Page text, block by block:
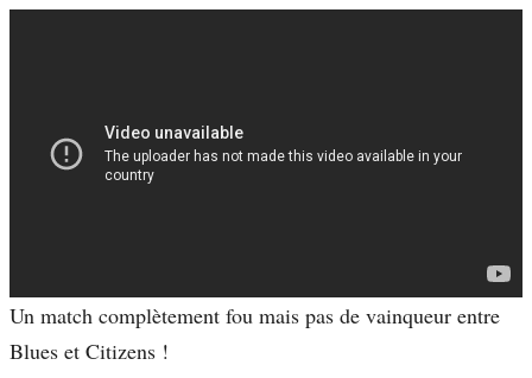
Un match complètement fou mais pas de vainqueur entre
Blues et Citizens !